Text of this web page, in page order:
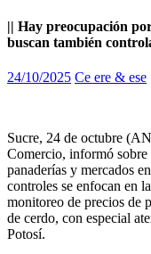
|| Hay preocupación
buscan también
24/10/2025 Ce ere & ese
Sucre, 24 de octubre
Comercio, informó sobre
panaderías y mercados
controles se enfocan en
monitoreo de precios de
de cerdo, con especial
Potosí.